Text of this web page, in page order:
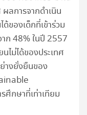
ลการจากดำเนิน
ของเด็กที่เข้าร่วม
ก 48% ในปี 2557
ไม่ได้ของประเทศ
างยั่งยืนของ
ศึกษาที่เท่าเทียม